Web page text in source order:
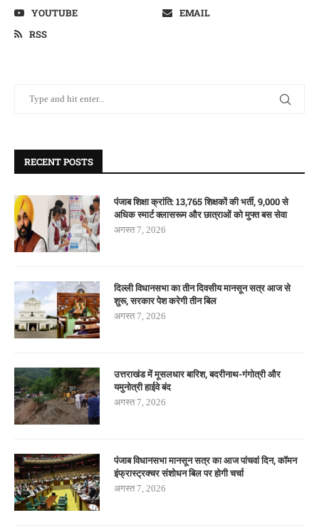
YOUTUBE
EMAIL
RSS
RECENT POSTS
पंजाब शिक्षा क्रांति: 13,765 शिक्षकों की भर्ती, 9,000 से
अधिक स्मार्ट क्लासरूम और छात्राओं को मुफ्त बस सेवा
अगस्त 7, 2026
दिल्ली विधानसभा का तीन दिवसीय मानसून सत्र आज से
शुरू, सरकार पेश करेगी तीन बिल
अगस्त 7, 2026
उत्तराखंड में मूसलधार बारिश, बदरीनाथ-गंगोत्री और
यमुनोत्री हाईवे बंद
अगस्त 7, 2026
पंजाब विधानसभा मानसून सत्र का आज पांचवां दिन, कॉमन
इंफ्रास्ट्रक्चर संशोधन बिल पर होगी चर्चा
अगस्त 7, 2026